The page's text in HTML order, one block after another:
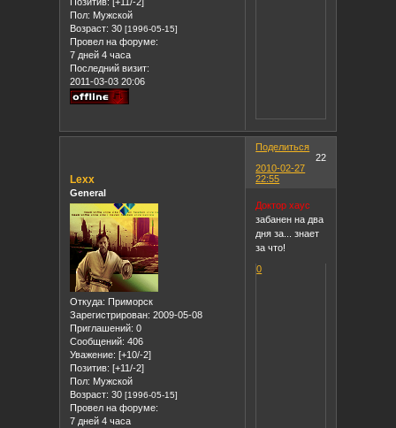
Пол: Мужской
Возраст: 30[1996-05-15]
Провел на форуме:
7 дней 4 часа
Последний визит:
2011-03-03 20:06
Поделиться
22
2010-02-27
22:55
Lexx
General
Откуда: Приморск
Зарегистрирован: 2009-05-08
Приглашений: 0
Сообщений: 406
Уважение: [+10/-2]
Позитив: [+11/-2]
Пол: Мужской
Возраст: 30[1996-05-15]
Провел на форуме:
7 дней 4 часа
Доктор хаус
забанен на два
дня за... знает
за что!
0